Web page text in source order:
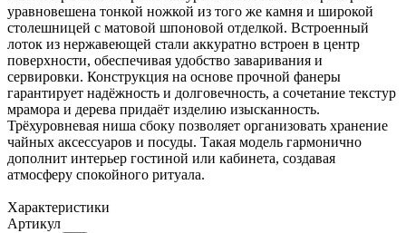
уравновешена тонкой ножкой из того же камня и широкой
столешницей с матовой шпоновой отделкой. Встроенный
лоток из нержавеющей стали аккуратно встроен в центр
поверхности, обеспечивая удобство заваривания и
сервировки. Конструкция на основе прочной фанеры
гарантирует надёжность и долговечность, а сочетание текстур
мрамора и дерева придаёт изделию изысканность.
Трёхуровневая ниша сбоку позволяет организовать хранение
чайных аксессуаров и посуды. Такая модель гармонично
дополнит интерьер гостиной или кабинета, создавая
атмосферу спокойного ритуала.
Характеристики
Артикул